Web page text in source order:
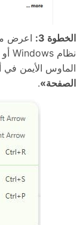
الخطوة 3: اعرض
نظام Windows أو
الماوس الأيمن في
الصفحة».